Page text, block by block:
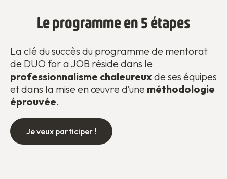
Le programme en 5 étapes
La clé du succès du programme de mentorat
de DUO for a JOB réside dans le
professionnalisme chaleureuxde ses équipes
et dans la mise en œuvre d’une méthodologie
éprouvée.
Je veux participer !